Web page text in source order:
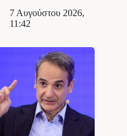
7 Αυγούστου 2026,
11:42